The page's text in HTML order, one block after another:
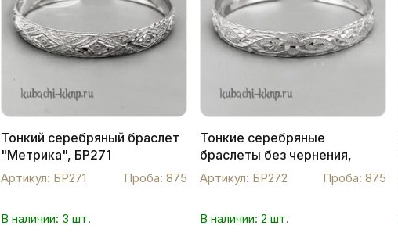
Тонкий серебряный браслет
"Метрика", БР271
Артикул: БР271 Проба: 875
В наличии: 3 шт.
Тонкие серебряные
браслеты без чернения,
БР272
Артикул: БР272 Проба: 875
В наличии: 2 шт.